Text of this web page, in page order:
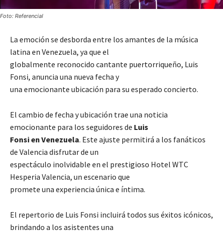
Foto: Referencial
La emoción se desborda entre los amantes de la música
latina en Venezuela, ya que el
globalmente reconocido cantante puertorriqueño, Luis
Fonsi, anuncia una nueva fecha y
una emocionante ubicación para su esperado concierto.
El cambio de fecha y ubicación trae una noticia
emocionante para los seguidores de Luis
Fonsi en Venezuela. Este ajuste permitirá a los fanáticos
de Valencia disfrutar de un
espectáculo inolvidable en el prestigioso Hotel WTC
Hesperia Valencia, un escenario que
promete una experiencia única e íntima.
El repertorio de Luis Fonsi incluirá todos sus éxitos icónicos,
brindando a los asistentes una